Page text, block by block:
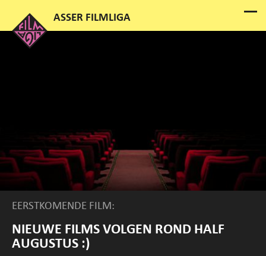
EERSTKOMENDE FILM:
NIEUWE FILMS VOLGEN ROND HALF
AUGUSTUS :)